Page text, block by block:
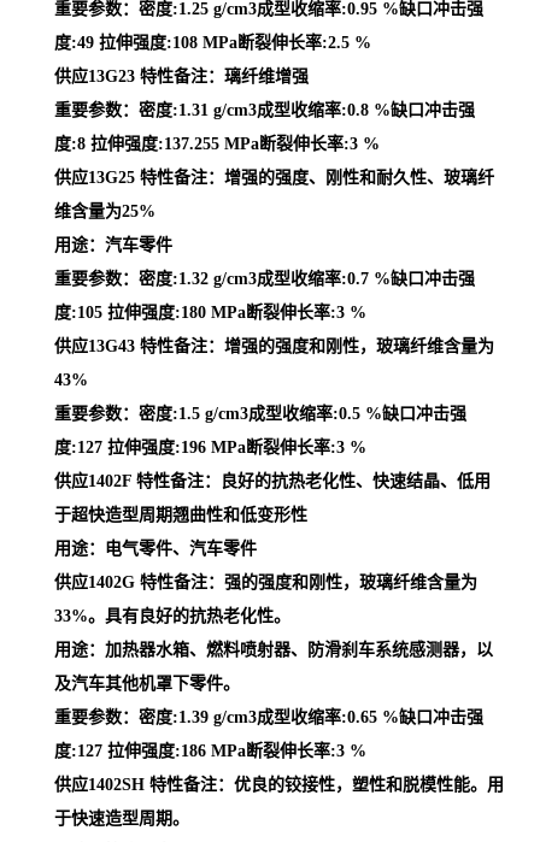
重要参数：密度:1.25 g/cm3成型收缩率:0.95 %缺口冲击强
度:49 拉伸强度:108 MPa断裂伸长率:2.5 %
供应13G23 特性备注：璃纤维增强
重要参数：密度:1.31 g/cm3成型收缩率:0.8 %缺口冲击强
度:8 拉伸强度:137.255 MPa断裂伸长率:3 %
供应13G25 特性备注：增强的强度、刚性和耐久性、玻璃纤
维含量为25%
用途：汽车零件
重要参数：密度:1.32 g/cm3成型收缩率:0.7 %缺口冲击强
度:105 拉伸强度:180 MPa断裂伸长率:3 %
供应13G43 特性备注：增强的强度和刚性，玻璃纤维含量为
43%
重要参数：密度:1.5 g/cm3成型收缩率:0.5 %缺口冲击强
度:127 拉伸强度:196 MPa断裂伸长率:3 %
供应1402F 特性备注：良好的抗热老化性、快速结晶、低用
于超快造型周期翘曲性和低变形性
用途：电气零件、汽车零件
供应1402G 特性备注：强的强度和刚性，玻璃纤维含量为
33%。具有良好的抗热老化性。
用途：加热器水箱、燃料喷射器、防滑刹车系统感测器，以
及汽车其他机罩下零件。
重要参数：密度:1.39 g/cm3成型收缩率:0.65 %缺口冲击强
度:127 拉伸强度:186 MPa断裂伸长率:3 %
供应1402SH 特性备注：优良的铰接性，塑性和脱模性能。用
于快速造型周期。